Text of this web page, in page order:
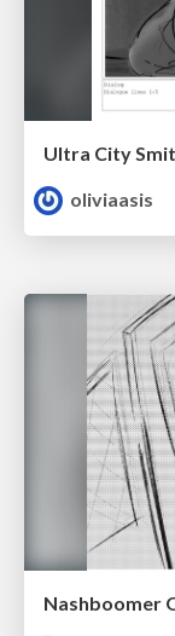
Ultra City
oliviaasis
Nashboomer